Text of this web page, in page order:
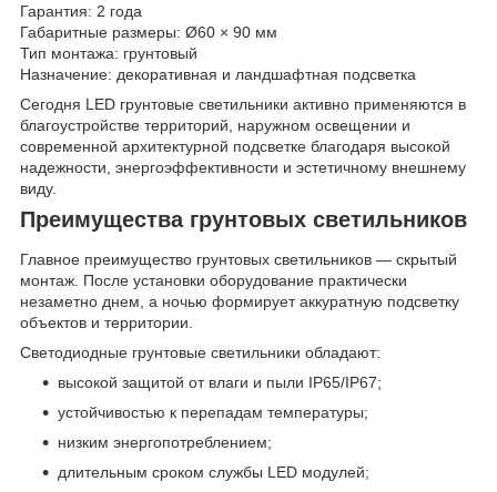
Гарантия: 2 года
Габаритные размеры: Ø60 × 90 мм
Тип монтажа: грунтовый
Назначение: декоративная и ландшафтная подсветка
Сегодня LED грунтовые светильники активно применяются в
благоустройстве территорий, наружном освещении и
современной архитектурной подсветке благодаря высокой
надежности, энергоэффективности и эстетичному внешнему
виду.
Преимущества грунтовых светильников
Главное преимущество грунтовых светильников — скрытый
монтаж. После установки оборудование практически
незаметно днем, а ночью формирует аккуратную подсветку
объектов и территории.
Светодиодные грунтовые светильники обладают:
высокой защитой от влаги и пыли IP65/IP67;
устойчивостью к перепадам температуры;
низким энергопотреблением;
длительным сроком службы LED модулей;